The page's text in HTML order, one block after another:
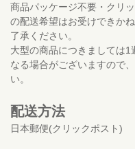
商品パッケージ不要・クリ
の配送希望はお受けできか
了承ください。
大型の商品につきましては1
なる場合がございますので
い。
配送方法
日本郵便(クリックポスト)